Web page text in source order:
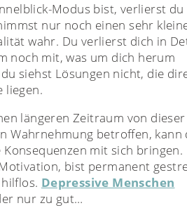
Modus bist, verlierst du
nur noch einen sehr
wahr. Du verlierst dich in
noch mit, was um dich herum
siehst Lösungen nicht, die
liegen.
längeren Zeitraum von dieser
Wahrnehmung betroffen, kann
Konsequenzen mit sich bringen.
bist permanent
Depressive Menschen
nur zu gut…